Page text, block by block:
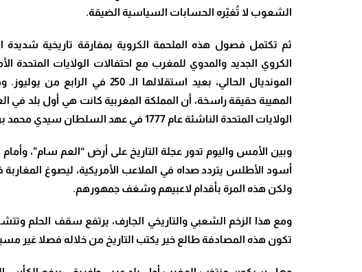
الشعوب لا تُغيّره الحسابات السياسية الضيقة.
ثم تكتمل فصول هذه الملحمة الكروية بمفارقة تاريخية شديدة
الكروي الجديد والمدوي للمغرب مع احتفالات الولايات المتحدة
المونديال الحالي، بعيد استقلالها الـ
المهيبة حقيقة راسخة، أن المملكة المغربية كانت هي أول بلد في
الولايات المتحدة الناشئة عام 1777 في عهد السلطان سيدي محمد بن عبدالله.
وبين الأمس واليوم تدور عجلة التاريخ على أرض “العم سام”، وأمام
أسود الأطلس يتردد صداه في الملاعب الأمريكية، ليصوغ المغاربة
ولكن هذه المرة بأقدام لاعبيهم وشغف جمهورهم.
ومع هذا الزخم الشعبي والتاريخي الجارف، يرتفع سقف الحلم
تكون هذه المصادفة طالع خير يكتب التاريخ من خلاله فصلا غير